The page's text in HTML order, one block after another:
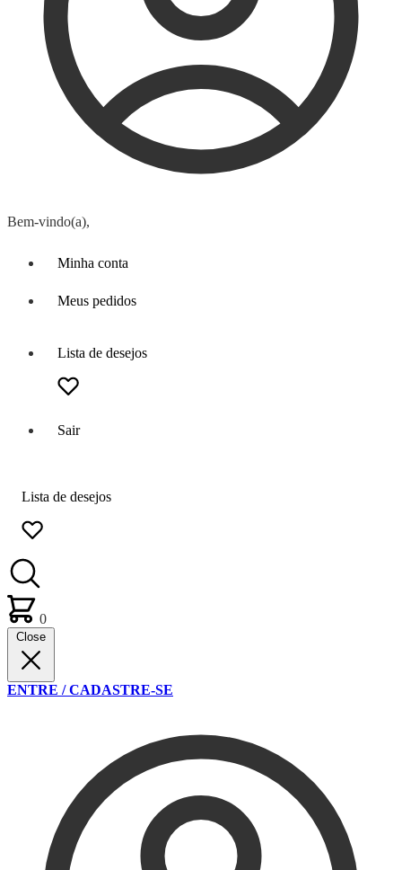
Bem-vindo(a),
Minha conta
Meus pedidos
Lista de desejos
Sair
Lista de desejos
0
Close
ENTRE / CADASTRE-SE